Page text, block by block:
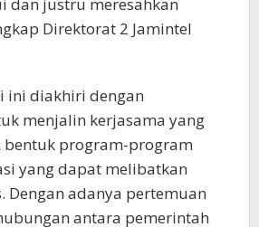
dan justru meresahkan
Direktorat 2 Jamintel
ini diakhiri dengan
menjalin kerjasama yang
program-program
yang dapat melibatkan
Dengan adanya pertemuan
antara pemerintah